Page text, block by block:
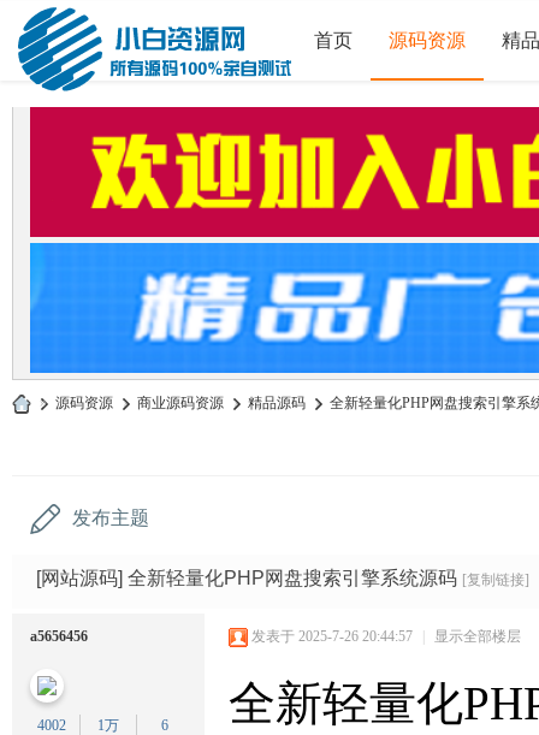
首页 源码资源 精
» 源码资源 › 商业源码资源 › 精品源码 › 全新轻量化PHP网盘搜索引擎系
发布主题
[网站源码] 全新轻量化PHP网盘搜索引擎系统源码 [复制链接]
a5656456
4002
1万
6
发表于 2025-7-26 20:44:57 | 显示全部楼层
全新轻量化